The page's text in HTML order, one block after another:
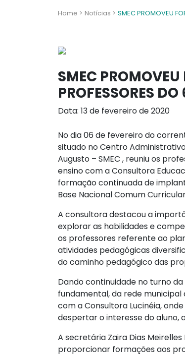
Home > Notícias > SMEC PROMOVEU
SMEC
PROFESSORES
Data: 13 de fevereiro de 2020
No dia 06 de fevereiro do
situado no Centro
Augusto – SMEC , reuniu os
ensino com a Consultora
formação continuada de
Base Nacional Comum
A consultora destacou a
explorar as habilidades e
os professores referente ao
atividades pedagógicas
do caminho pedagógico das
Dando continuidade no turno
fundamental, da rede municipal
com a Consultora Lucinéia,
despertar o interesse do aluno,
A secretária Zaira Dias
proporcionar formações aos